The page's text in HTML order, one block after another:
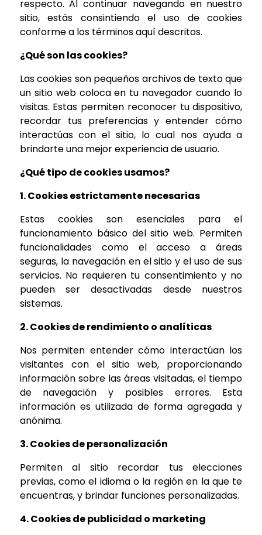
respecto. Al continuar navegando en nuestro
sitio, estás consintiendo el uso de cookies
conforme a los términos aquí descritos.
¿Qué son las cookies?
Las cookies son pequeños archivos de texto que
un sitio web coloca en tu navegador cuando lo
visitas. Estas permiten reconocer tu dispositivo,
recordar tus preferencias y entender cómo
interactúas con el sitio, lo cual nos ayuda a
brindarte una mejor experiencia de usuario.
¿Qué tipo de cookies usamos?
1. Cookies estrictamente necesarias
Estas cookies son esenciales para el
funcionamiento básico del sitio web. Permiten
funcionalidades como el acceso a áreas
seguras, la navegación en el sitio y el uso de sus
servicios. No requieren tu consentimiento y no
pueden ser desactivadas desde nuestros
sistemas.
2. Cookies de rendimiento o analíticas
Nos permiten entender cómo interactúan los
visitantes con el sitio web, proporcionando
información sobre las áreas visitadas, el tiempo
de navegación y posibles errores. Esta
información es utilizada de forma agregada y
anónima.
3. Cookies de personalización
Permiten al sitio recordar tus elecciones
previas, como el idioma o la región en la que te
encuentras, y brindar funciones personalizadas.
4. Cookies de publicidad o marketing